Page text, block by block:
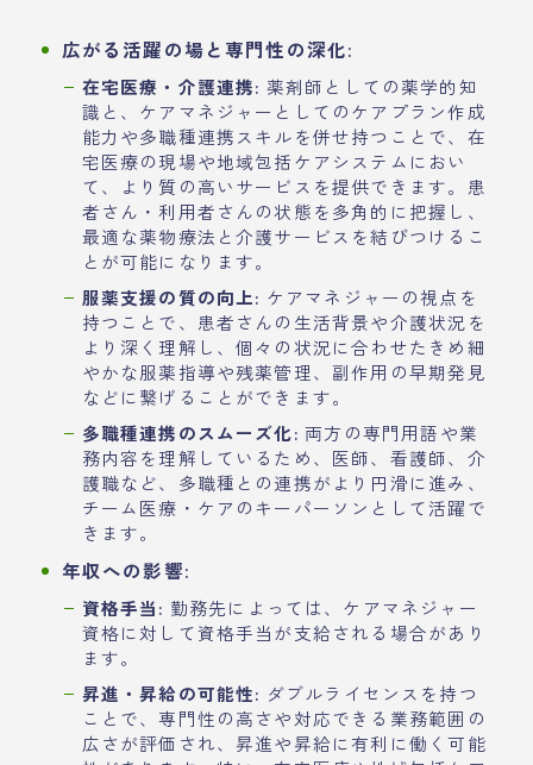
広がる活躍の場と専門性の深化:
在宅医療・介護連携: 薬剤師としての薬学的知
識と、ケアマネジャーとしてのケアプラン作成
能力や多職種連携スキルを併せ持つことで、在
宅医療の現場や地域包括ケアシステムにおい
て、より質の高いサービスを提供できます。患
者さん・利用者さんの状態を多角的に把握し、
最適な薬物療法と介護サービスを結びつけるこ
とが可能になります。
服薬支援の質の向上: ケアマネジャーの視点を
持つことで、患者さんの生活背景や介護状況を
より深く理解し、個々の状況に合わせたきめ細
やかな服薬指導や残薬管理、副作用の早期発見
などに繋げることができます。
多職種連携のスムーズ化: 両方の専門用語や業
務内容を理解しているため、医師、看護師、介
護職など、多職種との連携がより円滑に進み、
チーム医療・ケアのキーパーソンとして活躍で
きます。
年収への影響:
資格手当: 勤務先によっては、ケアマネジャー
資格に対して資格手当が支給される場合があり
ます。
昇進・昇給の可能性: ダブルライセンスを持つ
ことで、専門性の高さや対応できる業務範囲の
広さが評価され、昇進や昇給に有利に働く可能